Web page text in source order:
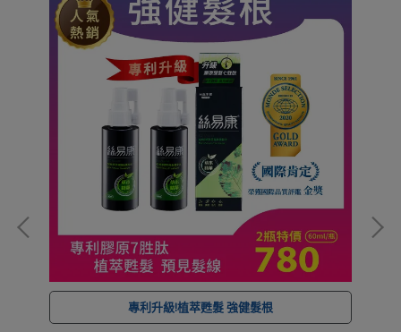
專利升級!植萃甦髮 強健髮根